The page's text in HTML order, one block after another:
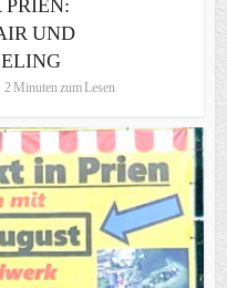
PRIEN:
UND
2 Minuten zum Lesen